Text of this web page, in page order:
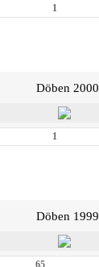
Döben 2000
Döben 1999